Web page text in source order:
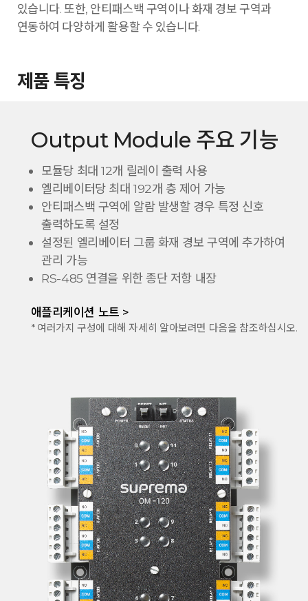
있습니다. 또한, 안티패스백 구역이나 화재 경보 구역과
연동하여 다양하게 활용할 수 있습니다.
제품 특징
Output Module 주요 기능
모듈당 최대 12개 릴레이 출력 사용
엘리베이터당 최대 192개 층 제어 가능
안티패스백 구역에 알람 발생할 경우 특정 신호
출력하도록 설정
설정된 엘리베이터 그룹 화재 경보 구역에 추가하여
관리 가능
RS-485 연결을 위한 종단 저항 내장
애플리케이션 노트 >
* 여러가지 구성에 대해 자세히 알아보려면 다음을 참조하십시오.